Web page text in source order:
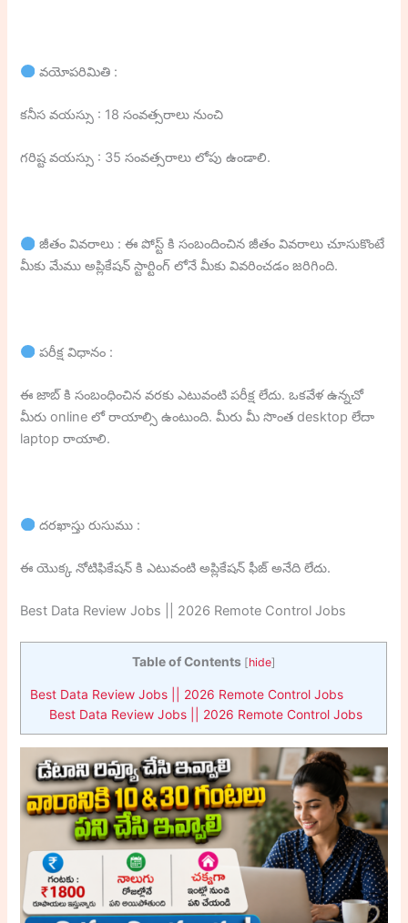
వయోపరిమితి :
కనీస వయస్సు : 18 సంవత్సరాలు నుంచి
గరిష్ట వయస్సు : 35 సంవత్సరాలు లోపు ఉండాలి.
జీతం వివరాలు : ఈ పోస్ట్ కి సంబందించిన జీతం వివరాలు చూసుకొంటే
మీకు మేము అప్లికేషన్ స్టార్టింగ్ లోనే మీకు వివరించడం జరిగింది.
పరీక్ష విధానం :
ఈ జాబ్ కి సంబంధించిన వరకు ఎటువంటి పరీక్ష లేదు. ఒకవేళ ఉన్నచో
మీరు online లో రాయాల్సి ఉంటుంది. మీరు మీ సొంత desktop లేదా
laptop రాయాలి.
దరఖాస్తు రుసుము :
ఈ యొక్క నోటిఫికేషన్ కి ఎటువంటి అప్లికేషన్ ఫీజ్ అనేది లేదు.
Best Data Review Jobs || 2026 Remote Control Jobs
Table of Contents [hide]
Best Data Review Jobs || 2026 Remote Control Jobs
Best Data Review Jobs || 2026 Remote Control Jobs